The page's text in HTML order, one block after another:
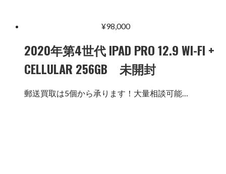
¥98,000
2020年第4世代 IPAD PRO 12.9 WI-FI +
CELLULAR 256GB 未開封
郵送買取は5個から承ります！大量相談可能…